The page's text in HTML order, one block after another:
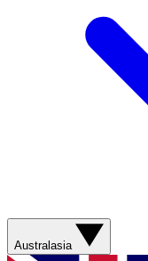
Australasia